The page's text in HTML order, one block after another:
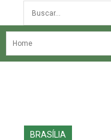
Busca
NOSSA HISTÓRIA
EDIÇÕES ANTERIORES
BRASÍLIA